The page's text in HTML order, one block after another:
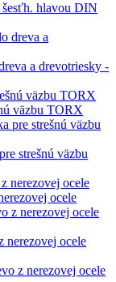
hlavou DIN
a drevotriesky -
väzbu TORX
strešnú väzbu
ocele
nerezovej ocele